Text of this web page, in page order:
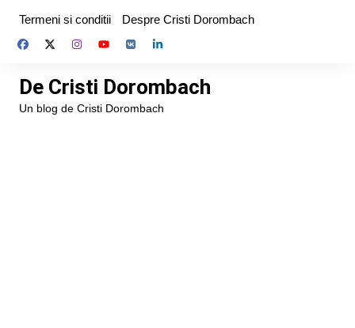
content
Termeni si conditii Despre Cristi Dorombach
De Cristi Dorombach
Un blog de Cristi Dorombach